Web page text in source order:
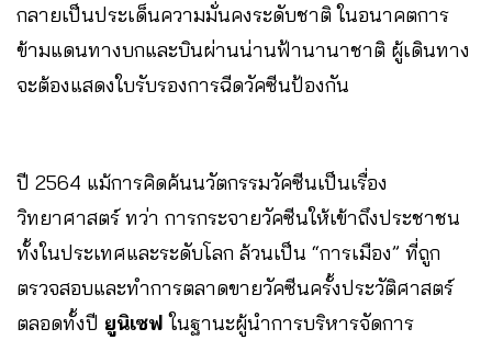
กลายเป็นประเด็นความมั่นคงระดับชาติ ในอนาคตการ
ข้ามแดนทางบกและบินผ่านน่านฟ้านานาชาติ ผู้เดินทาง
จะต้องแสดงใบรับรองการฉีดวัคซีนป้องกัน
ปี 2564 แม้การคิดค้นนวัตกรรมวัคซีนเป็นเรื่อง
วิทยาศาสตร์ ทว่า การกระจายวัคซีนให้เข้าถึงประชาชน
ทั้งในประเทศและระดับโลก ล้วนเป็น “การเมือง” ที่ถูก
ตรวจสอบและทำการตลาดขายวัคซีนครั้งประวัติศาสตร์
ตลอดทั้งปี ยูนิเซฟ ในฐานะผู้นำการบริหารจัดการ